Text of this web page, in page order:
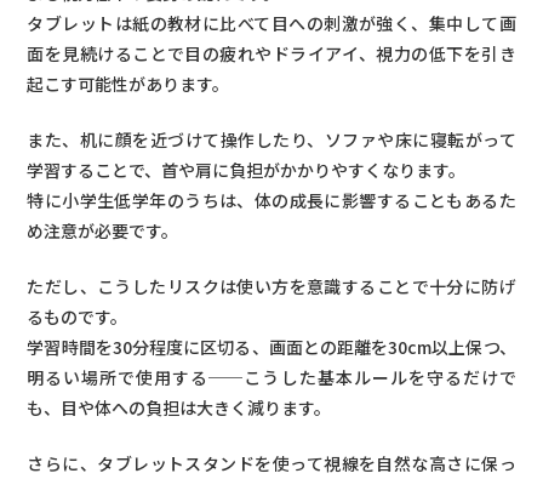
タブレットは紙の教材に比べて目への刺激が強く、集中して画
面を見続けることで目の疲れやドライアイ、視力の低下を引き
起こす可能性があります。
また、机に顔を近づけて操作したり、ソファや床に寝転がって
学習することで、首や肩に負担がかかりやすくなります。
特に小学生低学年のうちは、体の成長に影響することもあるた
め注意が必要です。
ただし、こうしたリスクは使い方を意識することで十分に防げ
るものです。
学習時間を30分程度に区切る、画面との距離を30cm以上保つ、
明るい場所で使用する──こうした基本ルールを守るだけで
も、目や体への負担は大きく減ります。
さらに、タブレットスタンドを使って視線を自然な高さに保っ